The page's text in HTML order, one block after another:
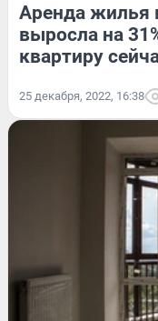
Аренда жилья
выросла на
квартиру
25 декабря, 2022, 16:38